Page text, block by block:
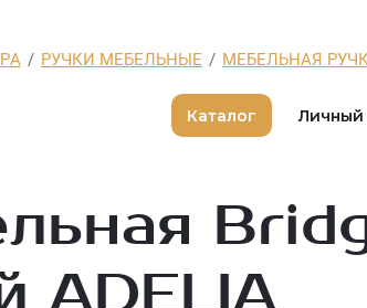
/ РУЧКИ МЕБЕЛЬНЫЕ / МЕБЕЛЬНАЯ
Каталог Личный